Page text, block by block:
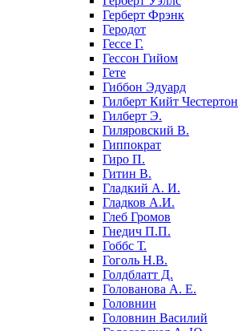
Герберт Фрэнк
Геродот
Гессе Г.
Гессон Гийом
Гете
Гиббон Эдуард
Гилберт Кийт Честертон
Гилберт Э.
Гиляровский В.
Гиппократ
Гиро П.
Гитин В.
Гладкий А. И.
Гладков А.И.
Глеб Громов
Гнедич П.П.
Гоббс Т.
Гоголь Н.В.
Голдблатт Д.
Голованова А. Е.
Головнин
Головнин Василий